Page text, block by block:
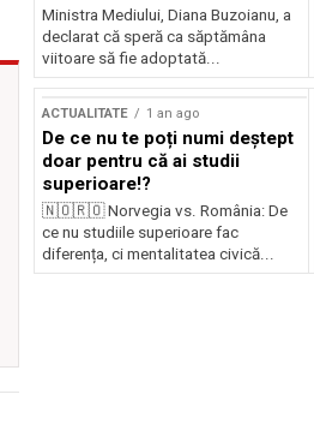
Ministra Mediului, Diana Buzoianu, a
declarat că speră ca săptămâna
viitoare să fie adoptată...
ACTUALITATE 1 an ago
De ce nu te poți numi deștept
doar pentru că ai studii
superioare!?
🇳🇴🇷🇴 Norvegia vs. România: De
ce nu studiile superioare fac
diferența, ci mentalitatea civică...